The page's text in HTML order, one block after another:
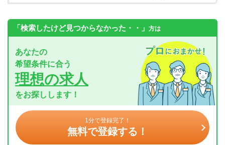
「検索したけど見つからなかった・・」 方は
あなたの
希望条件に合う
理想の求人
をお探しします！
1分で登録完了！
無料で登録する！